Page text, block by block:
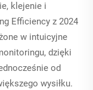
klejenie i
Efficiency z 2024
w intuicyjne
dzięki
od
wysiłku.